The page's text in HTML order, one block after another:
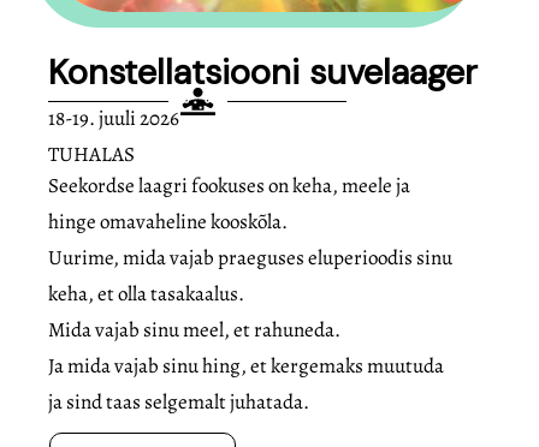
Konstellatsiooni suvelaager
18-19. juuli 2026
TUHALAS
Seekordse laagri fookuses on keha, meele ja
hinge omavaheline kooskõla.
Uurime, mida vajab praeguses eluperioodis sinu
keha, et olla tasakaalus.
Mida vajab sinu meel, et rahuneda.
Ja mida vajab sinu hing, et kergemaks muutuda
ja sind taas selgemalt juhatada.